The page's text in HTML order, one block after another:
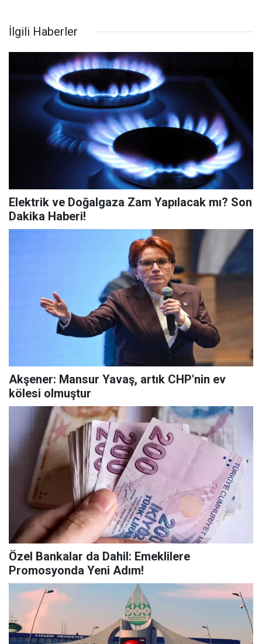
İlgili Haberler
Elektrik ve Doğalgaza Zam Yapılacak mı? Son
Dakika Haberi!
Akşener: Mansur Yavaş, artık CHP'nin ev
kölesi olmuştur
Özel Bankalar da Dahil: Emeklilere
Promosyonda Yeni Adım!